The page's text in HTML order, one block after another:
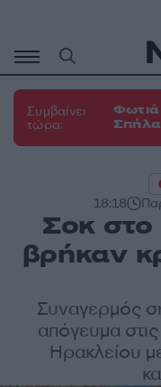
περιεχόμενο
Συμβαίνει
τώρα:
18:18
Σοκ στο
βρήκαν
Συναγερμός
απόγευμα
Ηρακλείου